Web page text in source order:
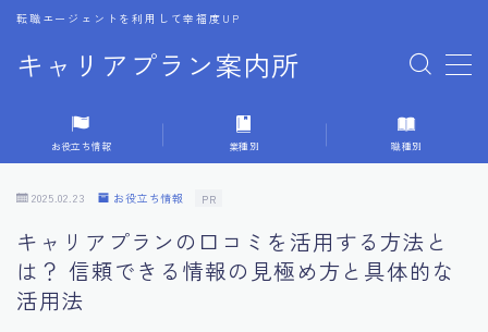
キャリアプラン案内所
転職エージェントを利用して幸福度UP
MENU
1.転職エージェントの選び方
3.キャリア相談時の質問リスト
お役立ち情報 業種別 職種別
2025.02.23 お役立ち情報 PR
キャリアプランの口コミを活用する方法と
は？ 信頼できる情報の見極め方と具体的な
活用法